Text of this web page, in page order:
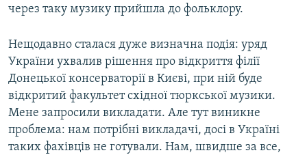
через таку музику прийшла до фольклору.
Нещодавно сталася дуже визначна подія: уряд
України ухвалив рішення про відкриття філії
Донецької консерваторії в Києві, при ній буде
відкритий факультет східної тюркської музики.
Мене запросили викладати. Але тут виникне
проблема: нам потрібні викладачі, досі в Україні
таких фахівців не готували. Нам, швидше за все,